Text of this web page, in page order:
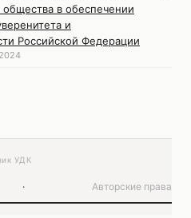
общества в обеспечении
и
Российской Федерации
УДК
· Авторские права